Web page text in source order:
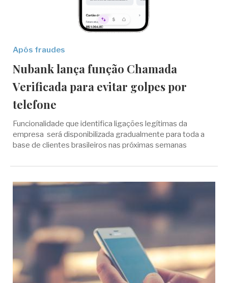
Após fraudes
Nubank lança função Chamada
Verificada para evitar golpes por
telefone
Funcionalidade que identifica ligações legítimas da
empresa será disponibilizada gradualmente para toda a
base de clientes brasileiros nas próximas semanas